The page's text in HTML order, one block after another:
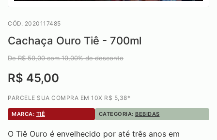
CÓD. 2020117485
Cachaça Ouro Tiê - 700ml
De R$50,00com10,00% de desconto
R$ 45,00
PARCELE SUA COMPRA EM 10X R$ 5,38*
MARCA: TIÊ CATEGORIA: BEBIDAS
O Tiê Ouro é envelhecido por até três anos em